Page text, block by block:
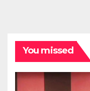
You missed